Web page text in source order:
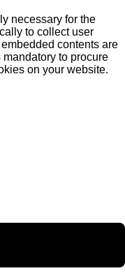
necessary for the
to collect user
contents are
to procure
on your website.